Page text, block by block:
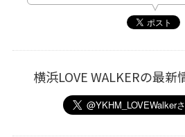
横浜LOVE WALKERの最新